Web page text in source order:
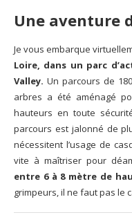
Une aventure
Je vous embarque
Loire, dans un parc
Valley. Un parcours de
arbres a été aménagé
hauteurs en toute
parcours est jalonné de
nécessitent l’usage de
vite à maîtriser pour
entre 6 à 8 mètre de
grimpeurs, il ne faut pas le